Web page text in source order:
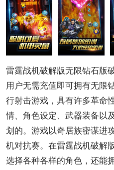
雷霆战机破解版无限钻石版
用户无需充值即可拥有无限
行射击游戏，具有许多革命
情、角色设定、武器装备以
划的。游戏以奇居族密谋进
机对抗赛。在雷霆战机破解
选择各种各样的角色，还能